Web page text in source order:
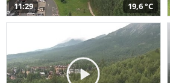
11:29 19,6 °C